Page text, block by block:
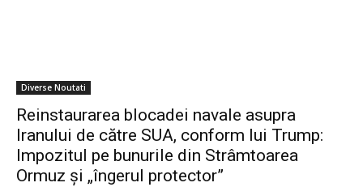
Diverse Noutati
Reinstaurarea blocadei navale asupra
Iranului de către SUA, conform lui Trump:
Impozitul pe bunurile din Strâmtoarea
Ormuz și „îngerul protector”